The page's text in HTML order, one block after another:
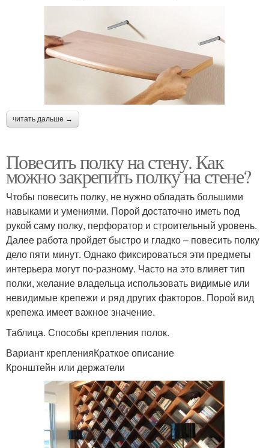
читать дальше →
Повесить полку на стену. Как
можно закрепить полку на стене?
Чтобы повесить полку, не нужно обладать большими
навыками и умениями. Порой достаточно иметь под
рукой саму полку, перфоратор и строительный уровень.
Далее работа пройдет быстро и гладко – повесить полку
дело пяти минут. Однако фиксироваться эти предметы
интерьера могут по-разному. Часто на это влияет тип
полки, желание владельца использовать видимые или
невидимые крепежи и ряд других факторов. Порой вид
крепежа имеет важное значение.
Таблица. Способы крепления полок.
Вариант крепленияКраткое описание
Кронштейн или держатели